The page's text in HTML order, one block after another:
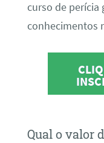
curso de perícia
conhecimentos
Qual o valor